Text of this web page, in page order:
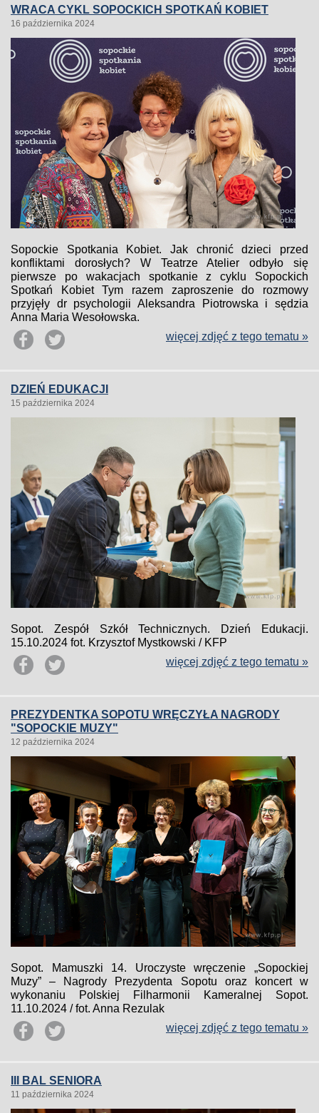
WRACA CYKL SOPOCKICH SPOTKAŃ KOBIET
16 października 2024
Sopockie Spotkania Kobiet. Jak chronić dzieci przed
konfliktami dorosłych? W Teatrze Atelier odbyło się
pierwsze po wakacjach spotkanie z cyklu Sopockich
Spotkań Kobiet Tym razem zaproszenie do rozmowy
przyjęły dr psychologii Aleksandra Piotrowska i sędzia
Anna Maria Wesołowska.
więcej zdjęć z tego tematu »
DZIEŃ EDUKACJI
15 października 2024
Sopot. Zespół Szkół Technicznych. Dzień Edukacji.
15.10.2024 fot. Krzysztof Mystkowski / KFP
więcej zdjęć z tego tematu »
PREZYDENTKA SOPOTU WRĘCZYŁA NAGRODY
"SOPOCKIE MUZY"
12 października 2024
Sopot. Mamuszki 14. Uroczyste wręczenie „Sopockiej
Muzy” – Nagrody Prezydenta Sopotu oraz koncert w
wykonaniu Polskiej Filharmonii Kameralnej Sopot.
11.10.2024 / fot. Anna Rezulak
więcej zdjęć z tego tematu »
III BAL SENIORA
11 października 2024